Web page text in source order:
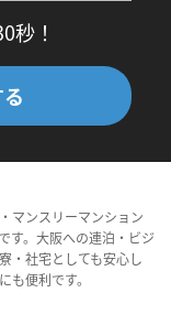
秒！
マンスリーマンション
す。大阪への連泊・ビジ
・社宅としても安心し
便利です。